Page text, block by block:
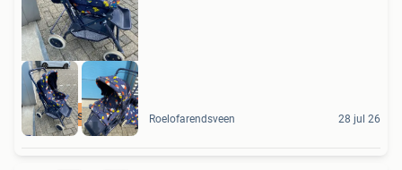
Zeer solide Roelofarendsveen 28 jul 26